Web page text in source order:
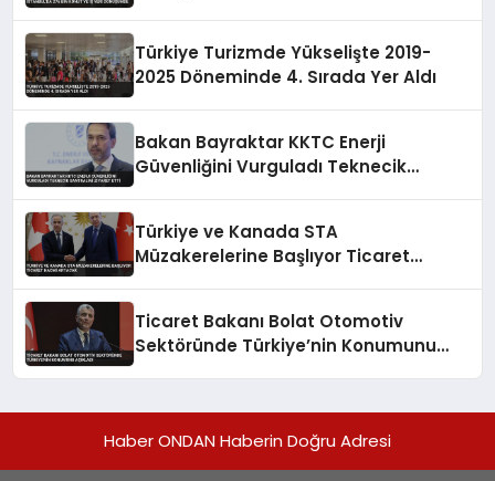
Türkiye Turizmde Yükselişte 2019-
2025 Döneminde 4. Sırada Yer Aldı
Bakan Bayraktar KKTC Enerji
Güvenliğini Vurguladı Teknecik
Türkiye ve Kanada STA
Müzakerelerine Başlıyor Ticaret
Ticaret Bakanı Bolat Otomotiv
Sektöründe Türkiye’nin Konumunu
Haber ONDAN Haberin Doğru Adresi